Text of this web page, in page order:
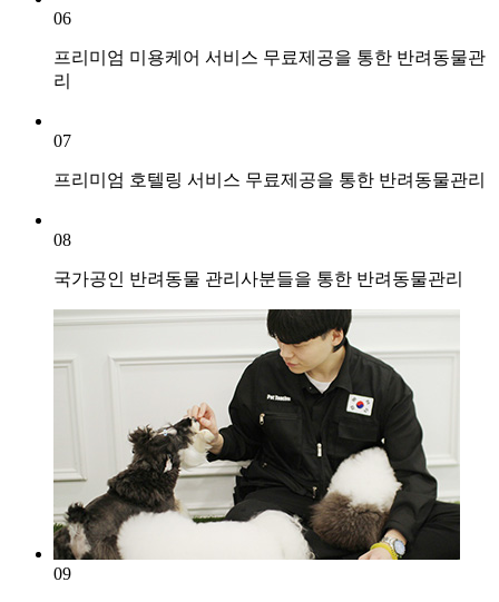
06
프리미엄 미용케어 서비스 무료제공을 통한 반려동물관
리
07
프리미엄 호텔링 서비스 무료제공을 통한 반려동물관리
08
국가공인 반려동물 관리사분들을 통한 반려동물관리
09